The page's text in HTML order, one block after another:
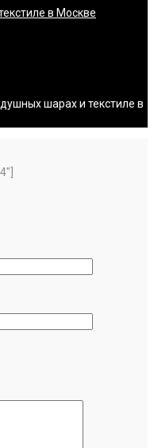
в Москве
шарах и текстиле в